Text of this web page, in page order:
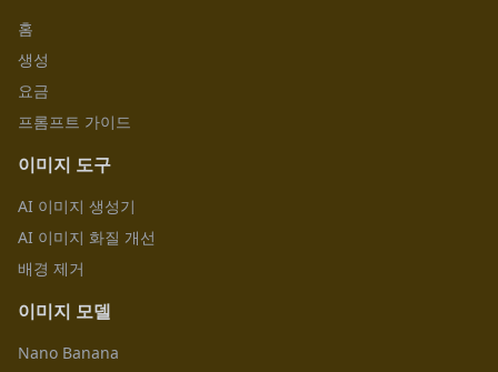
홈
생성
요금
프롬프트 가이드
이미지 도구
AI 이미지 생성기
AI 이미지 화질 개선
배경 제거
이미지 모델
Nano Banana